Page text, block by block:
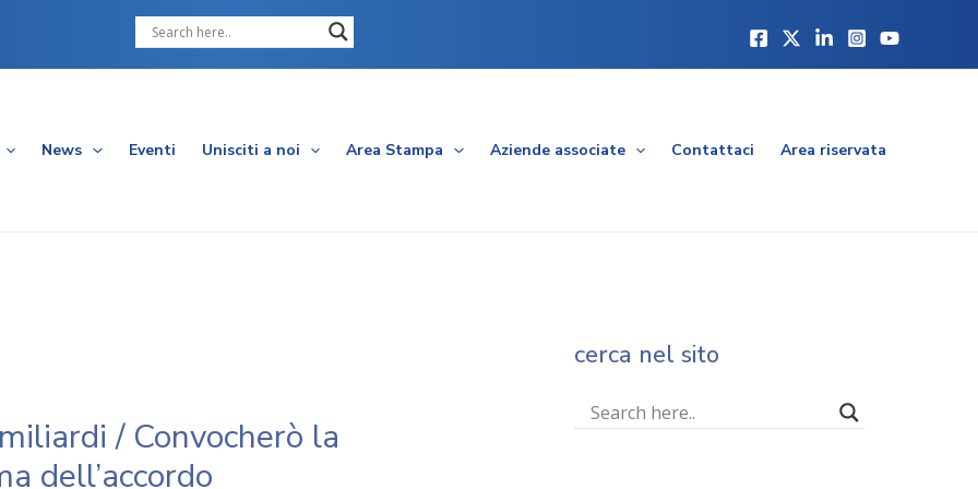
News Eventi Unisciti a noi Area Stampa Aziende associate Contattaci Area riservata
/ Convocherò la
dell’accordo
cerca nel sito